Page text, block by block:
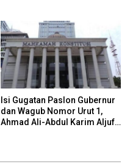
Isi Gugatan Paslon Gubernur
dan Wagub Nomor Urut 1,
Ahmad Ali-Abdul Karim Aljufri